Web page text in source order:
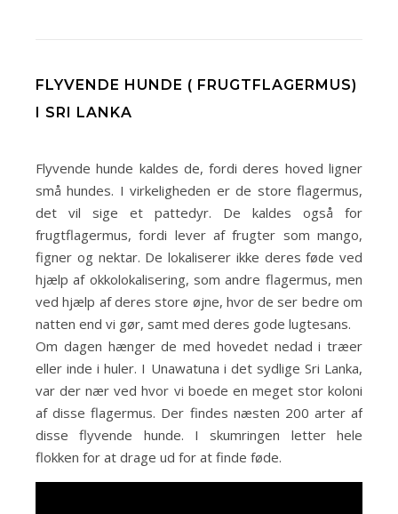
FLYVENDE HUNDE ( FRUGTFLAGERMUS)
I SRI LANKA
Flyvende hunde kaldes de, fordi deres hoved ligner
små hundes. I virkeligheden er de store flagermus,
det vil sige et pattedyr. De kaldes også for
frugtflagermus, fordi lever af frugter som mango,
figner og nektar. De lokaliserer ikke deres føde ved
hjælp af okkolokalisering, som andre flagermus, men
ved hjælp af deres store øjne, hvor de ser bedre om
natten end vi gør, samt med deres gode lugtesans.
Om dagen hænger de med hovedet nedad i træer
eller inde i huler. I Unawatuna i det sydlige Sri Lanka,
var der nær ved hvor vi boede en meget stor koloni
af disse flagermus. Der findes næsten 200 arter af
disse flyvende hunde. I skumringen letter hele
flokken for at drage ud for at finde føde.